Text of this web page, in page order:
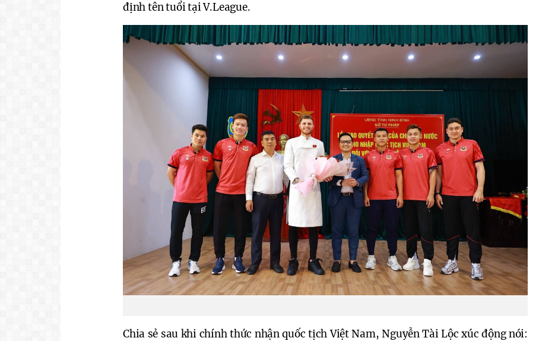
định tên tuổi tại V.League.
Chia sẻ sau khi chính thức nhận quốc tịch Việt Nam, Nguyễn Tài Lộc xúc động nói: